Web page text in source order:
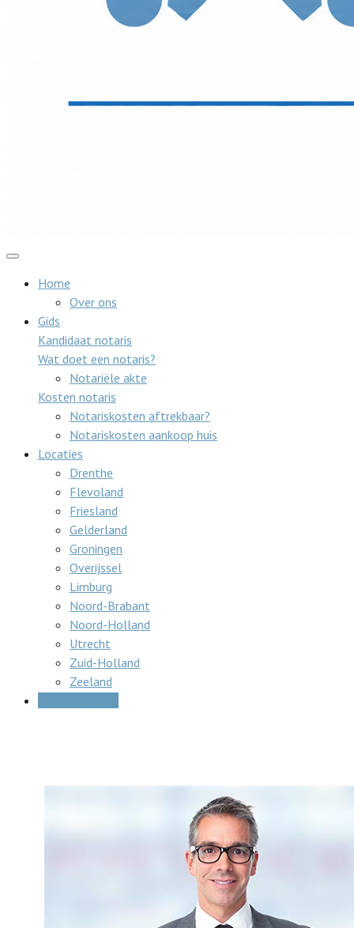
Home
Over ons
Gids
Kandidaat notaris
Wat doet een notaris?
Notariële akte
Kosten notaris
Notariskosten aftrekbaar?
Notariskosten aankoop huis
Locaties
Drenthe
Flevoland
Friesland
Gelderland
Groningen
Overijssel
Limburg
Noord-Brabant
Noord-Holland
Utrecht
Zuid-Holland
Zeeland